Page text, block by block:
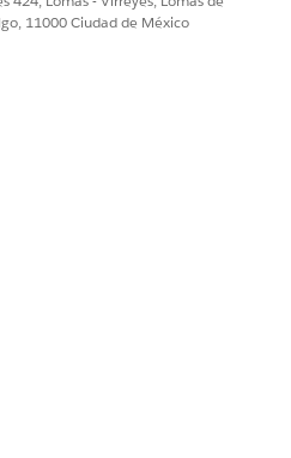
11000 Ciudad de México